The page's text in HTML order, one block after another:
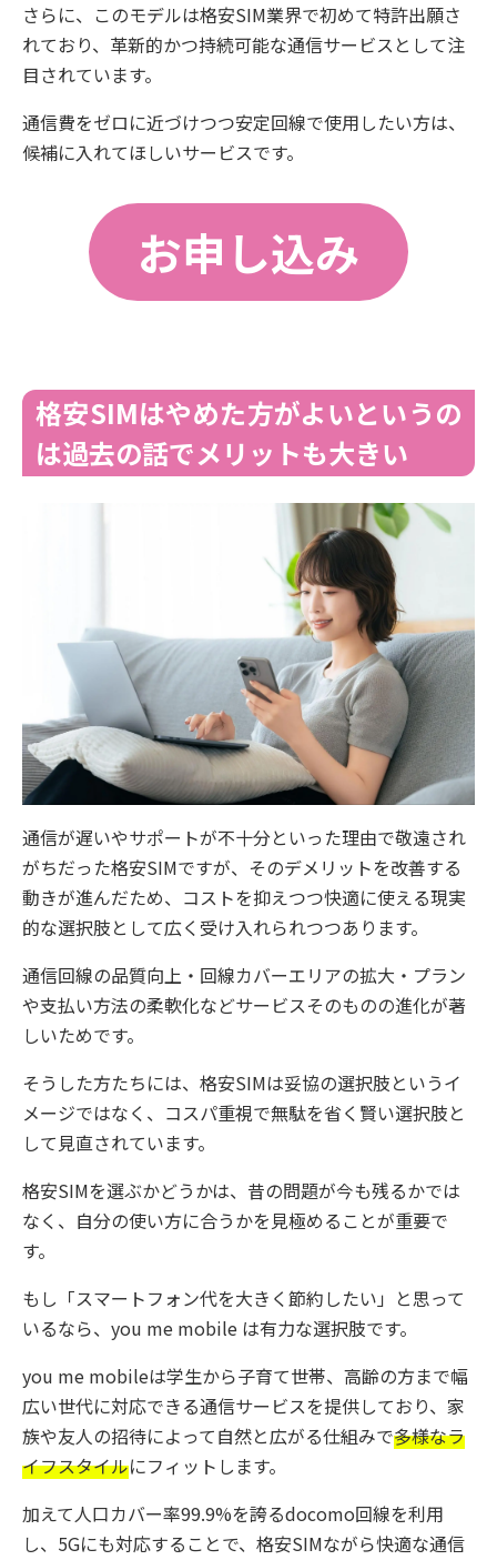
さらに、このモデルは格安SIM業界で初めて特許出願さ
れており、革新的かつ持続可能な通信サービスとして注
目されています。
通信費をゼロに近づけつつ安定回線で使用したい方は、
候補に入れてほしいサービスです。
お申し込み
格安SIMはやめた方がよいというの
は過去の話でメリットも大きい
通信が遅いやサポートが不十分といった理由で敬遠され
がちだった格安SIMですが、そのデメリットを改善する
動きが進んだため、コストを抑えつつ快適に使える現実
的な選択肢として広く受け入れられつつあります。
通信回線の品質向上・回線カバーエリアの拡大・プラン
や支払い方法の柔軟化などサービスそのものの進化が著
しいためです。
そうした方たちには、格安SIMは妥協の選択肢というイ
メージではなく、コスパ重視で無駄を省く賢い選択肢と
して見直されています。
格安SIMを選ぶかどうかは、昔の問題が今も残るかでは
なく、自分の使い方に合うかを見極めることが重要で
す。
もし「スマートフォン代を大きく節約したい」と思って
いるなら、you me mobile は有力な選択肢です。
you me mobileは学生から子育て世帯、高齢の方まで幅
広い世代に対応できる通信サービスを提供しており、家
族や友人の招待によって自然と広がる仕組みで多様なラ
イフスタイルにフィットします。
加えて人口カバー率99.9%を誇るdocomo回線を利用
し、5Gにも対応することで、格安SIMながら快適な通信